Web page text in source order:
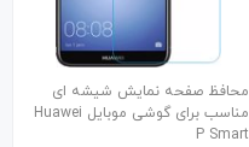
محافظ صفحه نمایش شیشه ای
مناسب برای گوشی موبایل Huawei
P Smart